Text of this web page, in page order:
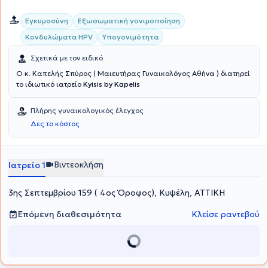
Εγκυμοσύνη
Εξωσωματική γονιμοποίηση
Κονδυλώματα HPV
Υπογονιμότητα
Σχετικά με τον ειδικό
Ο κ. Καπελής Σπύρος ( Μαιευτήρας Γυναικολόγος Αθήνα ) διατηρεί
το ιδιωτικό ιατρείο Kyisis by Kapelis
Πλήρης γυναικολογικός έλεγχος
Δες το κόστος
Ιατρείο 1 Βιντεοκλήση
3ης Σεπτεμβρίου 159 ( 4ος Όροφος), Κυψέλη, ΑΤΤΙΚΗ
Επόμενη διαθεσιμότητα
Κλείσε ραντεβού